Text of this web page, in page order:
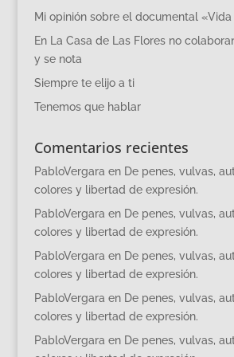
Mi opinión sobre el documental
En La Casa de Las Flores no
y se nota
Siempre te elijo a ti
Tenemos que hablar
Comentarios recientes
PabloVergara en De penes, vulvas,
colores y libertad de expresión.
PabloVergara en De penes, vulvas,
colores y libertad de expresión.
PabloVergara en De penes, vulvas,
colores y libertad de expresión.
PabloVergara en De penes, vulvas,
colores y libertad de expresión.
PabloVergara en De penes, vulvas,